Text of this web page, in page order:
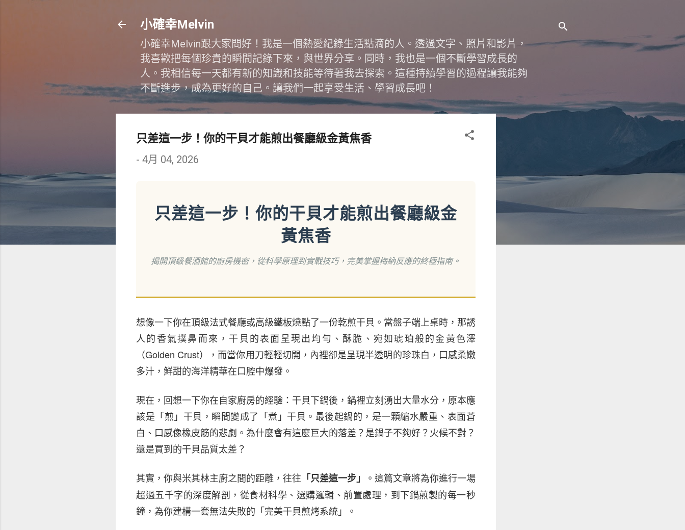
小確幸Melvin
小確幸Melvin跟大家問好！我是一個熱愛紀錄生活點滴的人。透過文字、照片和影片，
我喜歡把每個珍貴的瞬間記錄下來，與世界分享。同時，我也是一個不斷學習成長的
人。我相信每一天都有新的知識和技能等待著我去探索。這種持續學習的過程讓我能夠
不斷進步，成為更好的自己。讓我們一起享受生活、學習成長吧！
只差這一步！你的干貝才能煎出餐廳級金黃焦香
- 4月 04, 2026
只差這一步！你的干貝才能煎出餐廳級金
黃焦香
揭開頂級餐酒館的廚房機密，從科學原理到實戰技巧，完美掌握梅納反應的終極指南。
想像一下你在頂級法式餐廳或高級鐵板燒點了一份乾煎干貝。當盤子端上桌時，那誘
人的香氣撲鼻而來，干貝的表面呈現出均勻、酥脆、宛如琥珀般的金黃色澤
（Golden Crust），而當你用刀輕輕切開，內裡卻是呈現半透明的珍珠白，口感柔嫩
多汁，鮮甜的海洋精華在口腔中爆發。
現在，回想一下你在自家廚房的經驗：干貝下鍋後，鍋裡立刻湧出大量水分，原本應
該是「煎」干貝，瞬間變成了「煮」干貝。最後起鍋的，是一顆縮水嚴重、表面蒼
白、口感像橡皮筋的悲劇。為什麼會有這麼巨大的落差？是鍋子不夠好？火候不對？
還是買到的干貝品質太差？
其實，你與米其林主廚之間的距離，往往 「只差這一步」
。這篇文章將為你進行一場
超過五千字的深度解剖，從食材科學、選購邏輯、前置處理，到下鍋煎製的每一秒
鐘，為你建構一套無法失敗的「完美干貝煎烤系統」。